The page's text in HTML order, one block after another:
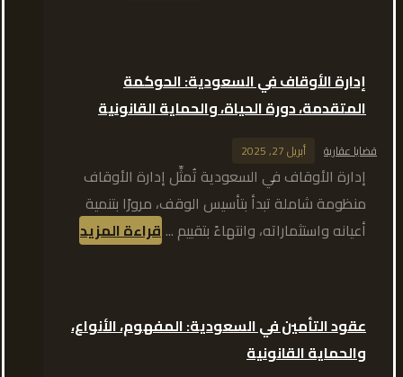
إدارة الأوقاف في السعودية: الحوكمة
المتقدمة، دورة الحياة، والحماية القانونية
قضايا عقارية أبريل 27, 2025
إدارة الأوقاف في السعودية تُمثِّل إدارة الأوقاف
منظومة شاملة تبدأ بتأسيس الوقف، مرورًا بتنمية
أعيانه واستثماراته، وانتهاءً بتقييم ...قراءة المزيد
عقود التأمين في السعودية: المفهوم، الأنواع،
والحماية القانونية